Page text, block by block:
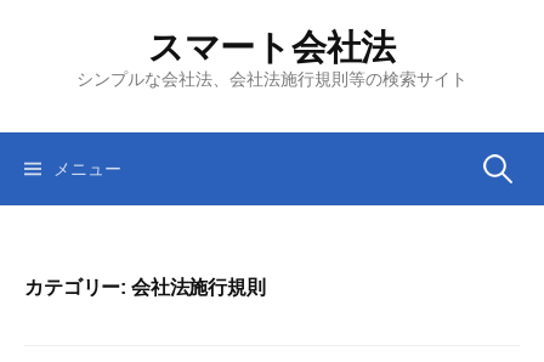
ツ
スマート会社法
シンプルな会社法、会社法施行規則等の検索サイト
メニュー 検
カテゴリー: 会社法施行規則